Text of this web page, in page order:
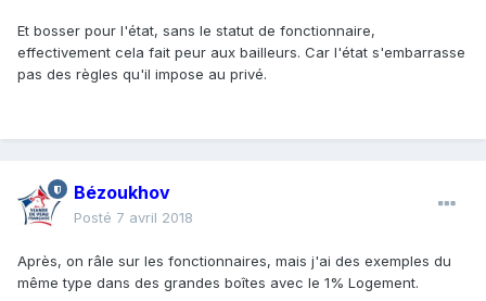
Et bosser pour l'état, sans le statut de fonctionnaire,
effectivement cela fait peur aux bailleurs. Car l'état s'embarrasse
pas des règles qu'il impose au privé.
Bézoukhov
Posté 7 avril 2018
Après, on râle sur les fonctionnaires, mais j'ai des exemples du
même type dans des grandes boîtes avec le 1% Logement.